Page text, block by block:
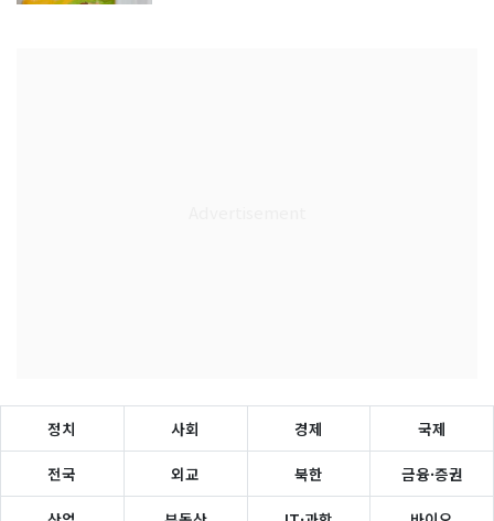
정치 사회 경제 국제
전국 외교 북한 금융·증권